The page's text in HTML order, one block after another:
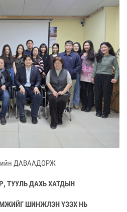
ДАВААДОРЖ
ТУУЛЬ ДАХЬ ХАТДЫН
ШИНЖЛЭН ҮЗЭХ НЬ